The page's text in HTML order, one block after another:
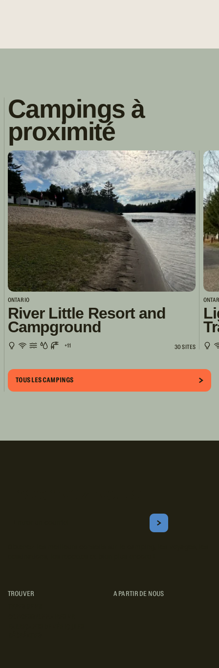
Campings à
proximité
ONTARIO
River Little Resort and
Campground
+11 30 SITES
TOUS LES CAMPINGS
S'ABONNER
TROUVER
A PARTIR DE NOUS